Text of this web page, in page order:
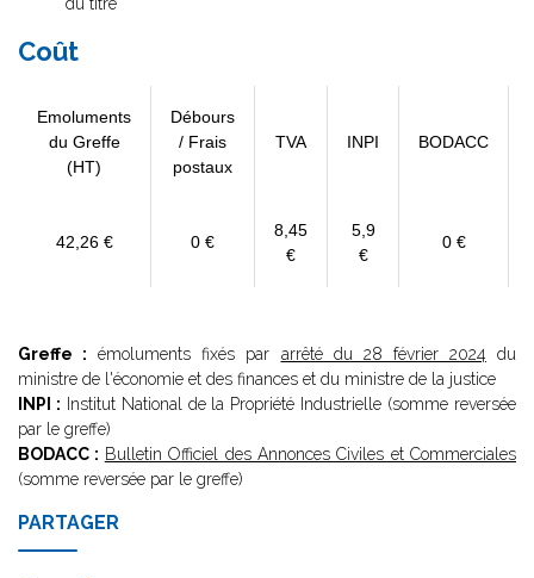
Coût
Emoluments
du Greffe
(HT)
Débours
/ Frais
postaux
TVA INPI BODACC
42,26 € 0 €
8,45
€
5,9
€
0 €
Greffe : émoluments fixés par arrêté du 28 février 2024 du
ministre de l'économie et des finances et du ministre de la justice
INPI : Institut National de la Propriété Industrielle (somme reversée
par le greffe)
BODACC : Bulletin Officiel des Annonces Civiles et Commerciales
(somme reversée par le greffe)
PARTAGER